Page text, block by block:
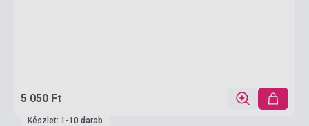
5 050 Ft
Készlet: 1-10 darab